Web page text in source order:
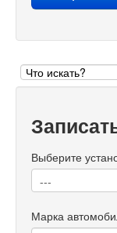
Выберите
Марка